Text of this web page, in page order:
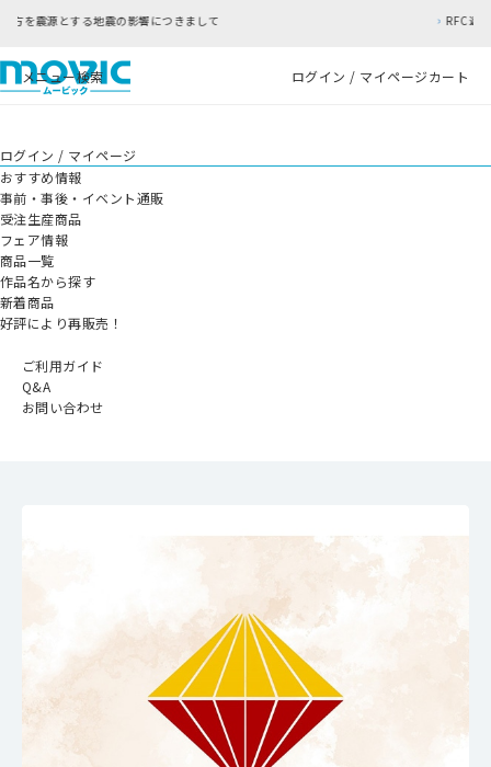
きまして RFC違反アドレスのご利用について
メニュー検索 ログイン / マイページカート
ログイン / マイページ
おすすめ情報
事前・事後・イベント通販
受注生産商品
フェア情報
商品一覧
作品名から探す
新着商品
好評により再販売！
ご利用ガイド
Q&A
お問い合わせ